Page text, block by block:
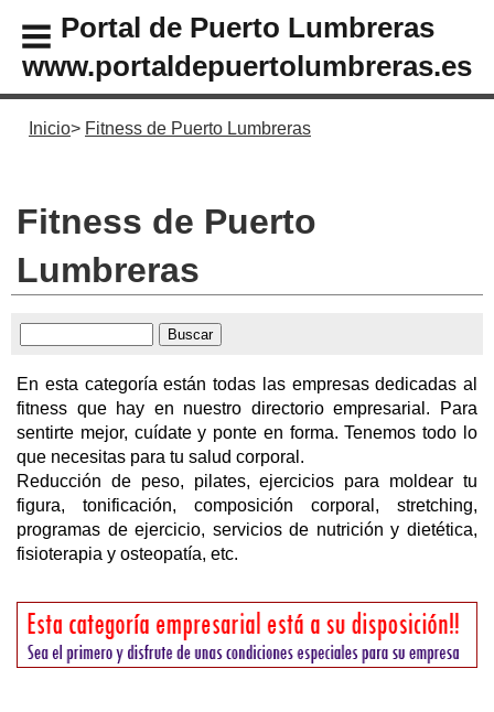
Portal de Puerto Lumbreras
www.portaldepuertolumbreras.es
Inicio Fitness de Puerto Lumbreras
Fitness de Puerto
Lumbreras
En esta categoría están todas las empresas dedicadas al
fitness que hay en nuestro directorio empresarial. Para
sentirte mejor, cuídate y ponte en forma. Tenemos todo lo
que necesitas para tu salud corporal.
Reducción de peso, pilates, ejercicios para moldear tu
figura, tonificación, composición corporal, stretching,
programas de ejercicio, servicios de nutrición y dietética,
fisioterapia y osteopatía, etc.